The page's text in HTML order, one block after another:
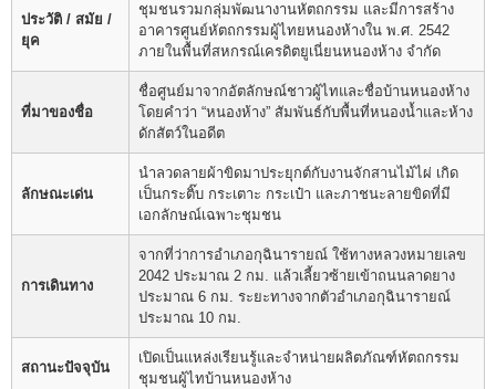
ประวัติ / สมัย /
ยุค
ชุมชนรวมกลุ่มพัฒนางานหัตถกรรม และมีการสร้าง
อาคารศูนย์หัตถกรรมผู้ไทยหนองห้างใน พ.ศ. 2542
ภายในพื้นที่สหกรณ์เครดิตยูเนี่ยนหนองห้าง จำกัด
ที่มาของชื่อ
ชื่อศูนย์มาจากอัตลักษณ์ชาวผู้ไทและชื่อบ้านหนองห้าง
โดยคำว่า “หนองห้าง” สัมพันธ์กับพื้นที่หนองน้ำและห้าง
ดักสัตว์ในอดีต
ลักษณะเด่น
นำลวดลายผ้าขิดมาประยุกต์กับงานจักสานไม้ไผ่ เกิด
เป็นกระติ๊บ กระเตาะ กระเป๋า และภาชนะลายขิดที่มี
เอกลักษณ์เฉพาะชุมชน
การเดินทาง
จากที่ว่าการอำเภอกุฉินารายณ์ ใช้ทางหลวงหมายเลข
2042 ประมาณ 2 กม. แล้วเลี้ยวซ้ายเข้าถนนลาดยาง
ประมาณ 6 กม. ระยะทางจากตัวอำเภอกุฉินารายณ์
ประมาณ 10 กม.
สถานะปัจจุบัน
เปิดเป็นแหล่งเรียนรู้และจำหน่ายผลิตภัณฑ์หัตถกรรม
ชุมชนผู้ไทบ้านหนองห้าง